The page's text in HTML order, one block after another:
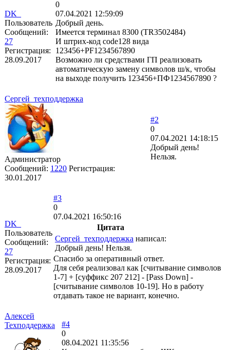
DK_
Пользователь
Сообщений:
27
Регистрация:
28.09.2017
0
07.04.2021 12:59:09
Добрый день.
Имеется терминал 8300 (TR3502484)
И штрих-код code128 вида
123456+PF1234567890
Возможно ли средствами ГП реализовать
автоматическую замену символов ш/к, чтобы
на выходе получить 123456+ПФ1234567890 ?
Сергей_техподдержка
Администратор
Сообщений: 1220 Регистрация:
30.01.2017
#2
0
07.04.2021 14:18:15
Добрый день!
Нельзя.
DK_
Пользователь
Сообщений:
27
Регистрация:
28.09.2017
#3
0
07.04.2021 16:50:16
Цитата
Сергей_техподдержка написал:
Добрый день! Нельзя.
Спасибо за оперативный ответ.
Для себя реализовал как [считывание символов
1-7] + [суффикс 207 212] - [Pass Down] -
[считывание символов 10-19]. Но в работу
отдавать такое не вариант, конечно.
Алексей
Техподдержка
#4
0
08.04.2021 11:35:56